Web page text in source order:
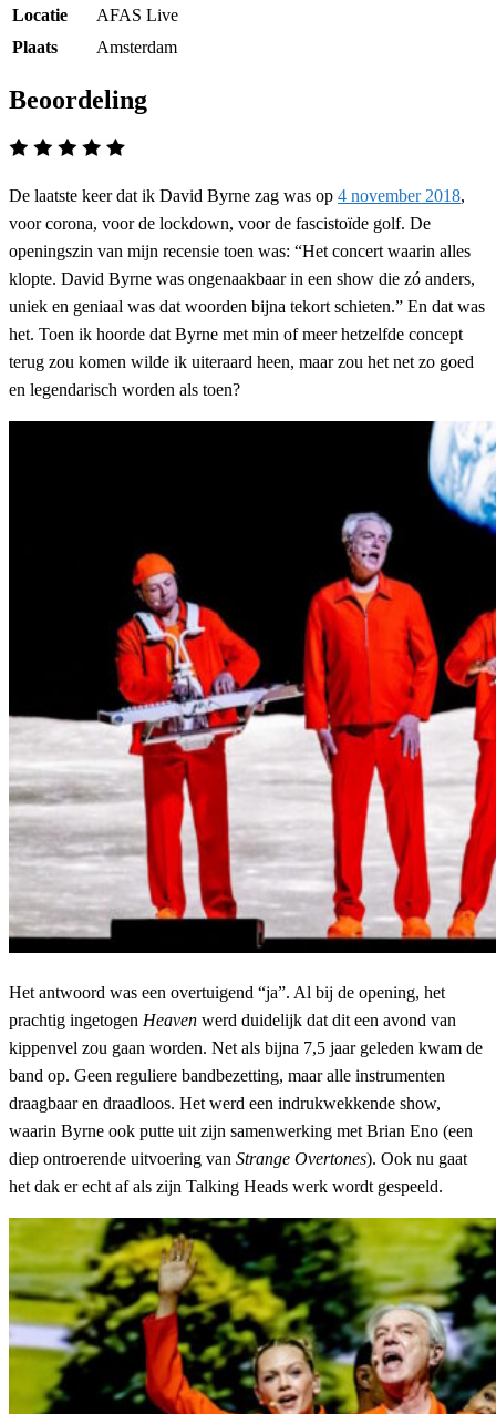
Locatie
AFAS Live
Plaats
Amsterdam
Beoordeling
De laatste keer dat ik David Byrne zag was op 4 november 2018,
voor corona, voor de lockdown, voor de fascistoïde golf. De
openingszin van mijn recensie toen was: “Het concert waarin alles
klopte. David Byrne was ongenaakbaar in een show die zó anders,
uniek en geniaal was dat woorden bijna tekort schieten.” En dat was
het. Toen ik hoorde dat Byrne met min of meer hetzelfde concept
terug zou komen wilde ik uiteraard heen, maar zou het net zo goed
en legendarisch worden als toen?
Het antwoord was een overtuigend “ja”. Al bij de opening, het
prachtig ingetogen Heaven werd duidelijk dat dit een avond van
kippenvel zou gaan worden. Net als bijna 7,5 jaar geleden kwam de
band op. Geen reguliere bandbezetting, maar alle instrumenten
draagbaar en draadloos. Het werd een indrukwekkende show,
waarin Byrne ook putte uit zijn samenwerking met Brian Eno (een
diep ontroerende uitvoering van Strange Overtones). Ook nu gaat
het dak er echt af als zijn Talking Heads werk wordt gespeeld.